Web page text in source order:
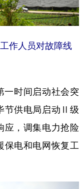
江西
宁夏
عربى
作人员对故障线
时间启动社会突
节供电局启动Ⅱ级
，调集电力抢险
保电和电网恢复工